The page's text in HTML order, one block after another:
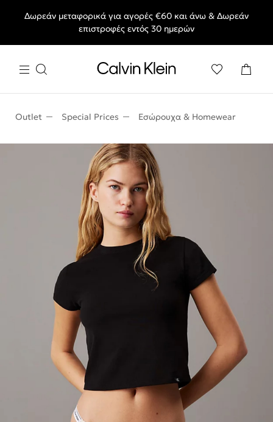
End of Season Deals: Αγαπημένα styles, στις τιμές που θες.
Δωρεάν μεταφορικά για αγορές €60 και άνω & Δωρεάν
επιστροφές εντός 30 ημερών
Outlet Special Prices Εσώρουχα & Homewear